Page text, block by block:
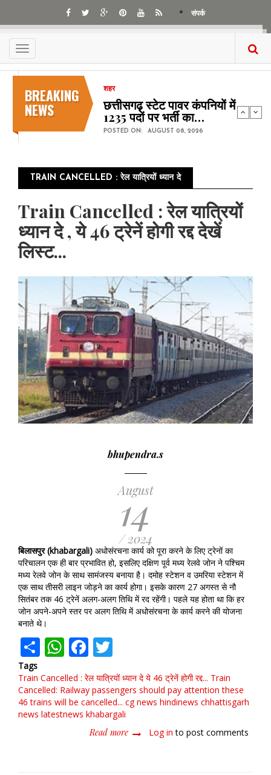
main
content
संपर्क
Toggle
navigation
BREAKING
NEWS
शहर
छत्तीसगढ़ स्टेट पावर कंपनियों में
1235 पदों पर भर्ती का…
POSTED ON: AUGUST 08, 2026
TRAIN CANCELLED : रेल यात्रियों ध्यान दे
Train Cancelled : रेल यात्रियों
ध्यान दे , ये 46 ट्रेनें होगी रद्द देखें
लिस्ट...
bhupendra.s
August
14
/ 2024
बिलासपुर (khabargali) अधोसंरचना कार्य को पूरा करने के लिए ट्रेनों का
परिचालन एक ही बार प्रभावित हो, इसलिए दक्षिण पूर्व मध्य रेलवे जोन ने पश्चिम
मध्य रेलवे जोन के साथ सामंजस्य बनाया है। दमोह स्टेशन व उमरिया स्टेशन में
एक साथ तीसरी लाइन जोड़ने का कार्य होगा। इसके कारण 27 अगस्त से नौ
सितंबर तक 46 ट्रेनें अलग-अलग तिथि में रद रहेंगी। पहले यह होता था कि हर
जोन अपने-अपने स्तर पर अलग तिथि में अधोसंरचना के कार्य करने की योजना
बनाते थे।
ShareWhatsApp
Facebook
Tags
Train Cancelled : रेल यात्रियों ध्यान दे ये 46 ट्रेनें होगी रद्द... Train
Cancelled: Railway passengers should pay attention these
46 trains will be cancelled... cg news hindinews chhattisgarh
news latestnews khabargali
Read more about Log in to post comments